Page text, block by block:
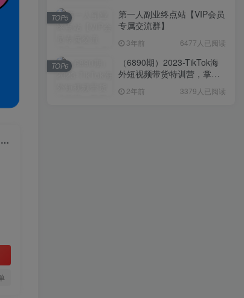
26年小红书新玩法，网红小吃配方，0成本项目玩法，日收益8张+利润非常可观，详细拆解教程
第一人副业终点站【VIP会员
专属交流群】
3年前 6477人已阅读
TOP5
（6890期）2023-TikTok海
外短视频带货特训营，掌握
（60节课）
2年前 3379人已阅读
TOP6